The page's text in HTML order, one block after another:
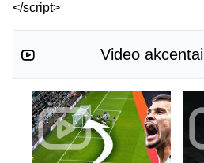
</script>
Video akcentai